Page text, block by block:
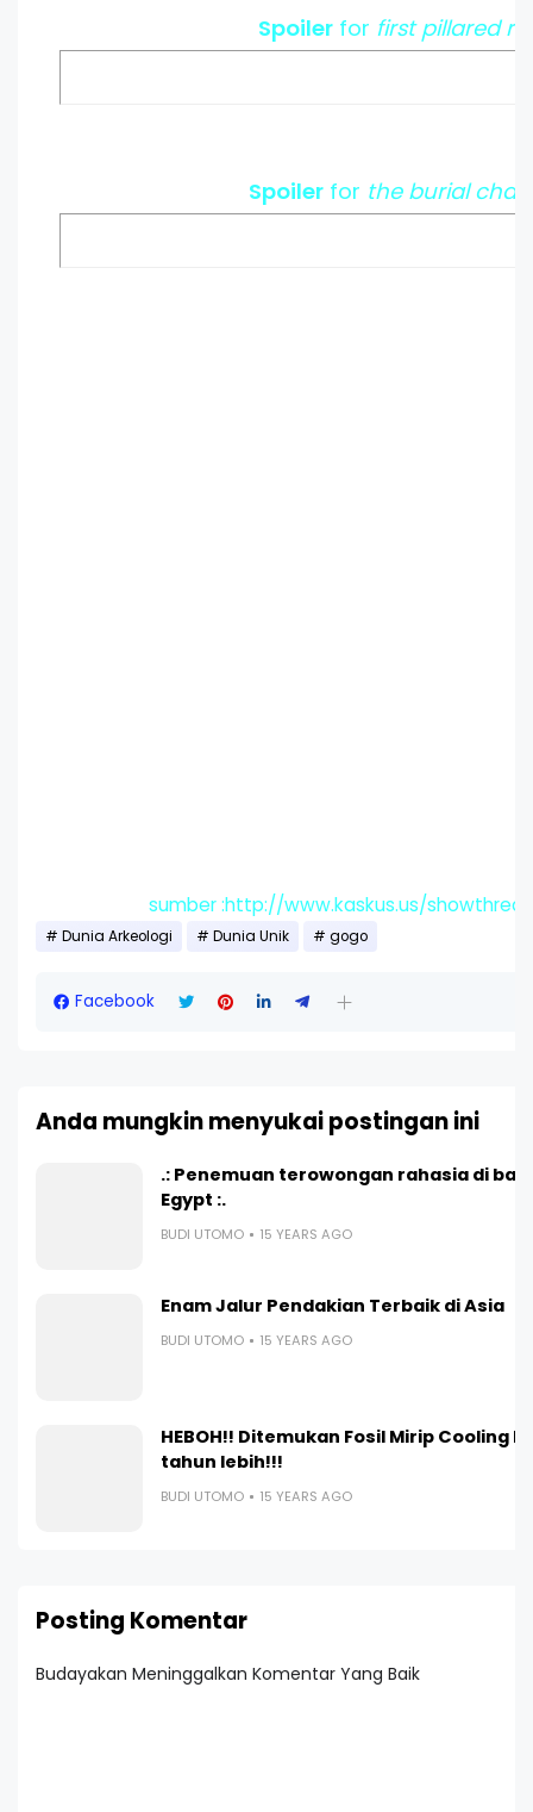
Spoilerfor first pillared
Spoilerfor the burial
sumber :http://www.kaskus.us/
Dunia Arkeologi Dunia Unik gogo
Facebook
Anda mungkin menyukai postingan ini
.: Penemuan terowongan rahasia di
Egypt :.
BUDI UTOMO 15 YEARS AGO
Enam Jalur Pendakian Terbaik di Asia
BUDI UTOMO 15 YEARS AGO
HEBOH!! Ditemukan Fosil Mirip Cooling
tahun lebih!!!
BUDI UTOMO 15 YEARS AGO
Posting Komentar
Budayakan Meninggalkan Komentar Yang Baik